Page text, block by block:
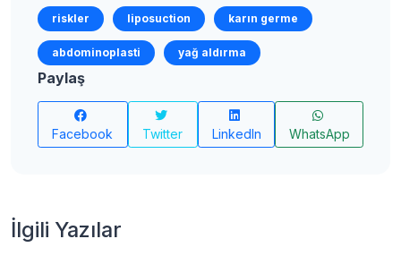
riskler liposuction karın germe
abdominoplasti yağ aldırma
Paylaş
Facebook Twitter LinkedIn WhatsApp
İlgili Yazılar